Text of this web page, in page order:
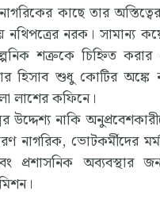
নাগরিকের কাছে তার
নথিপত্রের নরক। সামান্য
শত্রুকে চিহ্নিত
হিসাব শুধু কোটির
লাশের কফিনে।
উদ্দেশ্য নাকি
নাগরিক, ভোটকর্মীদের
প্রশাসনিক অব্যবস্থার